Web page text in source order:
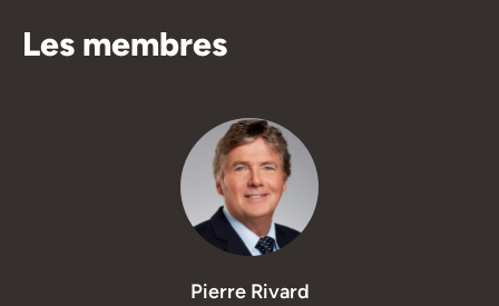
Les membres
Pierre Rivard